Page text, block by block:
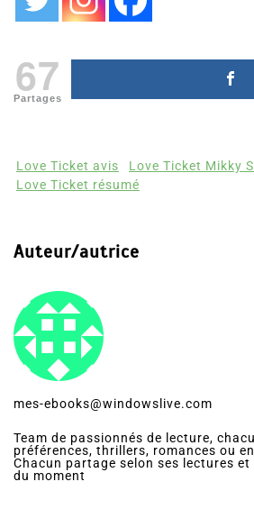
67
Partages
Love Ticket avis
Love Ticket Mikky
Love Ticket résumé
Auteur/autrice
mes-ebooks@windowslive.com
Team de passionnés de lecture,
préférences, thrillers, romances ou
Chacun partage selon ses lectures
du moment